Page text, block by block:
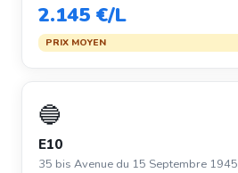
2.145 €/L
PRIX MOYEN
🔵
E10
35 bis Avenue du 15 Septembre 1945